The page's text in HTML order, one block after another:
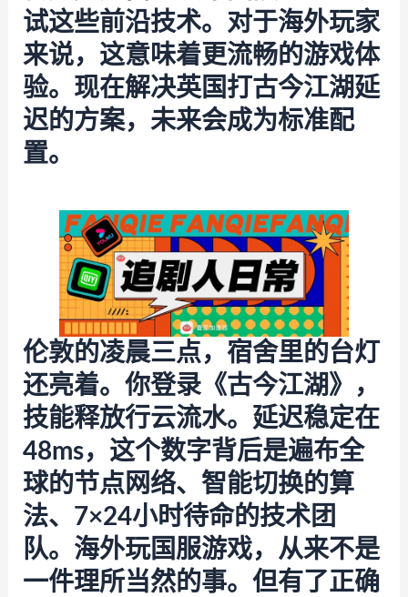
试这些前沿技术。对于海外玩家
来说，这意味着更流畅的游戏体
验。现在解决英国打古今江湖延
迟的方案，未来会成为标准配
置。
伦敦的凌晨三点，宿舍里的台灯
还亮着。你登录《古今江湖》，
技能释放行云流水。延迟稳定在
48ms，这个数字背后是遍布全
球的节点网络、智能切换的算
法、7×24小时待命的技术团
队。海外玩国服游戏，从来不是
一件理所当然的事。但有了正确